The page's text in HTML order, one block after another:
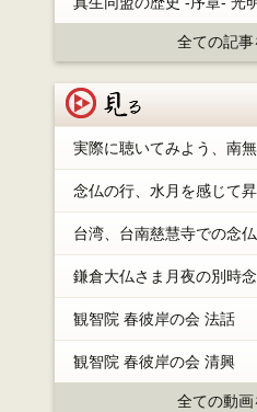
全ての記
実際に聴いてみよう、南
念仏の行、水月を感じて
台湾、台南慈慧寺での念
鎌倉大仏さま月夜の別時
観智院 春彼岸の会 法話
観智院 春彼岸の会 清興
全ての動